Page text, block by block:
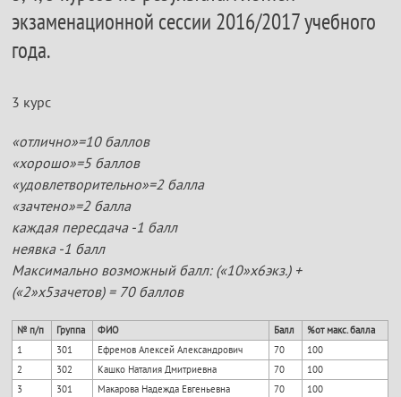
экзаменационной сессии 2016/2017 учебного
года.
3 курс
«отлично»=10 баллов
«хорошо»=5 баллов
«удовлетворительно»=2 балла
«зачтено»=2 балла
каждая пересдача -1 балл
неявка -1 балл
Максимально возможный балл: («10»х6экз.) +
(«2»х5зачетов) = 70 баллов
№ п/п Группа ФИО Балл
%от макс. балла
1
301 Ефремов Алексей Александрович 70
100
2
302 Кашко Наталия Дмитриевна 70
100
3
301 Макарова Надежда Евгеньевна 70
100